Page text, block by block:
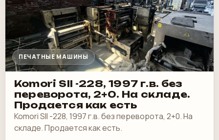
ПЕЧАТНЫЕ МАШИНЫ
Komori SII -228, 1997 г.в. без
переворота, 2+0. На складе.
Продается как есть
Komori SII -228, 1997 г.в. без переворота, 2+0. На
складе. Продается как есть.